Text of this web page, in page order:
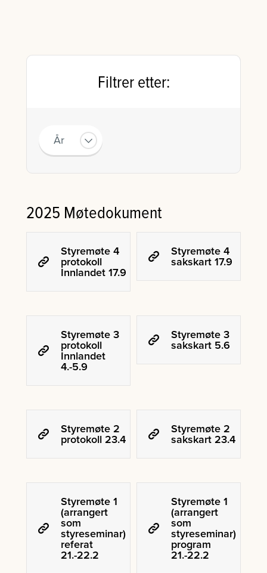
Filtrer etter:
År
2025 Møtedokument
Styremøte 4
protokoll
Innlandet 17.9
Styremøte 4
sakskart 17.9
Styremøte 3
protokoll
Innlandet
4.-5.9
Styremøte 3
sakskart 5.6
Styremøte 2
protokoll 23.4
Styremøte 2
sakskart 23.4
Styremøte 1
(arrangert
som
styreseminar)
referat
21.-22.2
Styremøte 1
(arrangert
som
styreseminar)
program
21.-22.2